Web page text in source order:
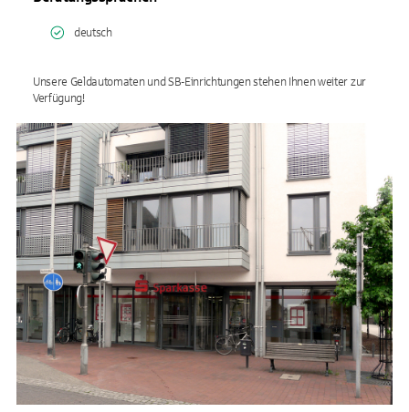
deutsch
Unsere Geldautomaten und SB-Einrichtungen stehen Ihnen weiter zur
Verfügung!